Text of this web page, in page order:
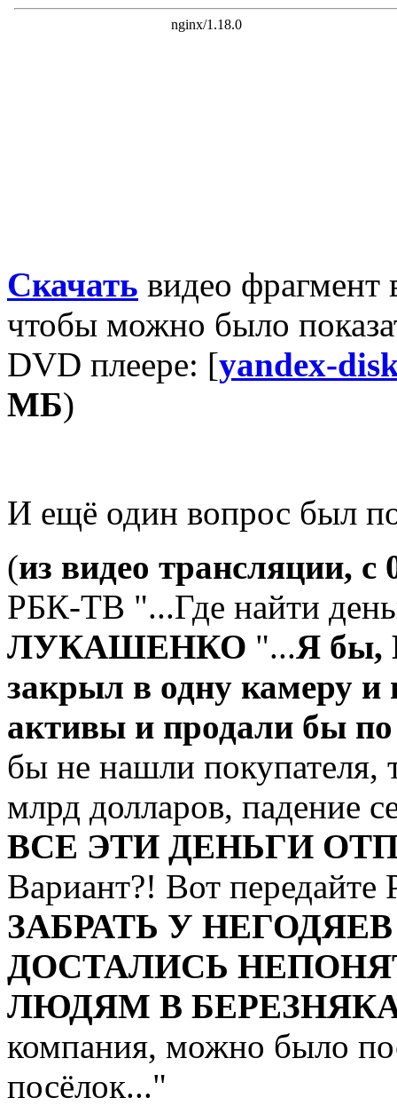
Скачать видео фрагмент
чтобы можно было
DVD плеере: [yandex-
MБ)
И ещё один вопрос был
(из видео трансляции,
РБК-ТВ "...Где найти
ЛУКАШЕНКО "...Я бы,
закрыл в одну камеру и
активы и продали бы
бы не нашли
млрд долларов, падение
ВСЕ ЭТИ ДЕНЬГИ
Вариант?! Вот
ЗАБРАТЬ У
ДОСТАЛИСЬ
ЛЮДЯМ В
компания, можно было
посёлок..."